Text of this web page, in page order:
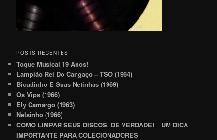
POSTS RECENTES
Toque Musical 19 Anos!
Lampião Rei Do Cangaço – TSO (1964)
Bicudinho E Suas Netinhas (1969)
Os Vips (1966)
Ely Camargo (1963)
Nelsinho (1966)
COMO LIMPAR SEUS DISCOS, DE VERDADE! – UM DICA
IMPORTANTE PARA COLECIONADORES